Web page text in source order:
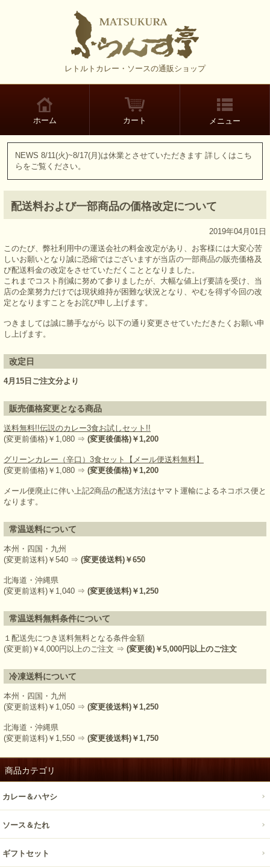
レトルトカレー・ソースの通販ショップ
ホーム カート メニュー
NEWS 8/11(火)~8/17(月)は休業とさせていただきます 詳しくはこち
らをご覧ください。
配送料および一部商品の価格改定について
2019年04月01日
このたび、弊社利用中の運送会社の料金改定があり、お客様には大変心苦
しいお願いとなり誠に恐縮ではございますが当店の一部商品の販売価格及
び配送料金の改定をさせていただくこととなりました。
これまでコスト削減に努めて参りましたが、大幅な値上げ要請を受け、当
店の企業努力だけでは現状維持が困難な状況となり、やむを得ず今回の改
定となりますことをお詫び申し上げます。
つきましては誠に勝手ながら 以下の通り変更させていただきたくお願い申
し上げます。
改定日
4月15日ご注文分より
販売価格変更となる商品
送料無料!!伝説のカレー3食お試しセット!!
(変更前価格)￥1,080 ⇒ (変更後価格)￥1,200
グリーンカレー（辛口）3食セット【メール便送料無料】
(変更前価格)￥1,080 ⇒ (変更後価格)￥1,200
メール便廃止に伴い上記2商品の配送方法はヤマト運輸によるネコポス便と
なります。
常温送料について
本州・四国・九州
(変更前送料)￥540 ⇒ (変更後送料)￥650
北海道・沖縄県
(変更前送料)￥1,040 ⇒ (変更後送料)￥1,250
常温送料無料条件について
１配送先につき送料無料となる条件金額
(変更前)￥4,000円以上のご注文 ⇒ (変更後)￥5,000円以上のご注文
冷凍送料について
本州・四国・九州
(変更前送料)￥1,050 ⇒ (変更後送料)￥1,250
北海道・沖縄県
(変更前送料)￥1,550 ⇒ (変更後送料)￥1,750
商品カテゴリ
カレー＆ハヤシ
ソース＆たれ
ギフトセット